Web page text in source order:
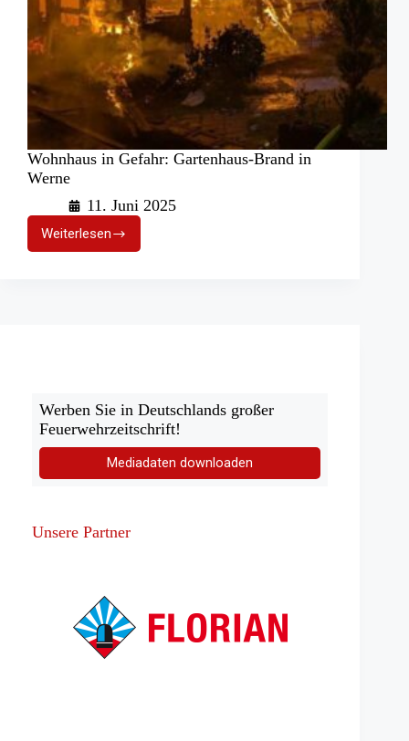
Wohnhaus in Gefahr: Gartenhaus-Brand in
Werne
11. Juni 2025
WeiterlesenWohnhaus
in
Werben Sie in Deutschlands großer
Feuerwehrzeitschrift!
Mediadaten downloaden
Unsere Partner